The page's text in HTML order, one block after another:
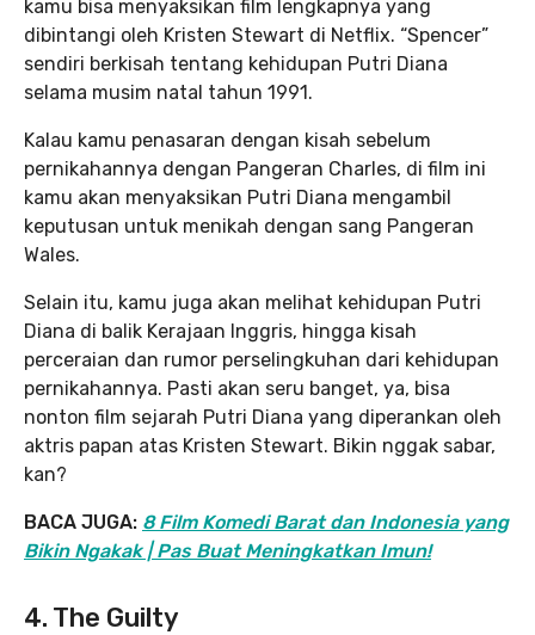
kamu bisa menyaksikan film lengkapnya yang
dibintangi oleh Kristen Stewart di Netflix. “Spencer”
sendiri berkisah tentang kehidupan Putri Diana
selama musim natal tahun 1991.
Kalau kamu penasaran dengan kisah sebelum
pernikahannya dengan Pangeran Charles, di film ini
kamu akan menyaksikan Putri Diana mengambil
keputusan untuk menikah dengan sang Pangeran
Wales.
Selain itu, kamu juga akan melihat kehidupan Putri
Diana di balik Kerajaan Inggris, hingga kisah
perceraian dan rumor perselingkuhan dari kehidupan
pernikahannya. Pasti akan seru banget, ya, bisa
nonton film sejarah Putri Diana yang diperankan oleh
aktris papan atas Kristen Stewart. Bikin nggak sabar,
kan?
BACA JUGA: 8 Film Komedi Barat dan Indonesia yang
Bikin Ngakak | Pas Buat Meningkatkan Imun!
4. The Guilty